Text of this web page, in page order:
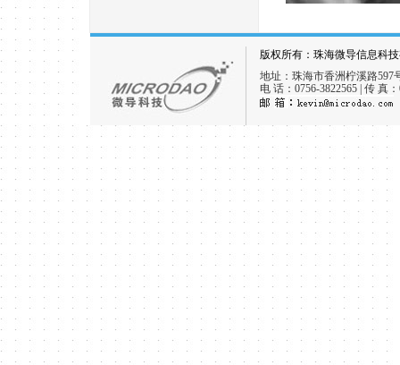
版权所有：珠海微导信息科
地址：珠海市香洲柠溪路597
电 话：0756-3822565 | 传 真